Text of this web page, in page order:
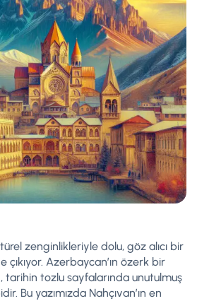
zenginlikleriyle dolu, göz alıcı bir
Azerbaycan’ın özerk bir
tarihin tozlu sayfalarında unutulmuş
Bu yazımızda Nahçıvan’ın en